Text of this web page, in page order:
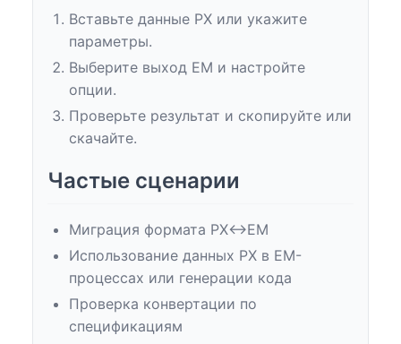
Вставьте данные PX или укажите
параметры.
Выберите выход EM и настройте
опции.
Проверьте результат и скопируйте или
скачайте.
Частые сценарии
Миграция формата PX↔EM
Использование данных PX в EM-
процессах или генерации кода
Проверка конвертации по
спецификациям